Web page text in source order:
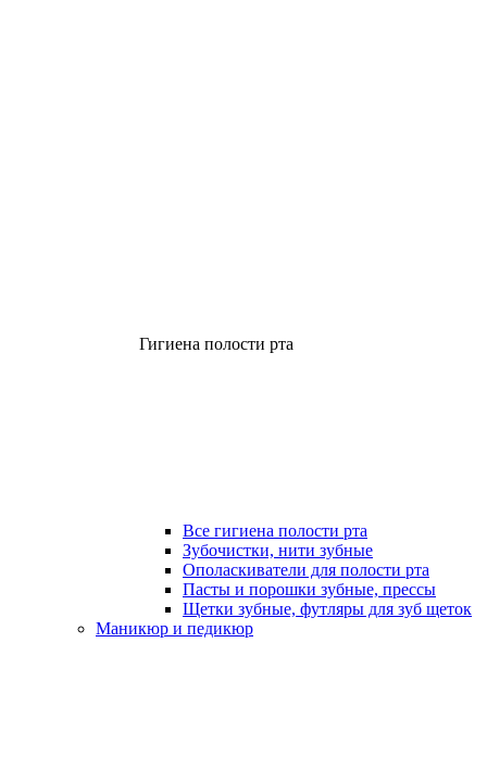
Гигиена полости рта
Все гигиена полости рта
Зубочистки, нити зубные
Ополаскиватели для полости рта
Пасты и порошки зубные, прессы
Щетки зубные, футляры для зуб щеток
Маникюр и педикюр